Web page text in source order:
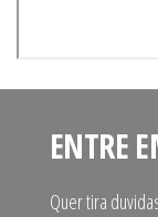
ENTRE
Quer tira